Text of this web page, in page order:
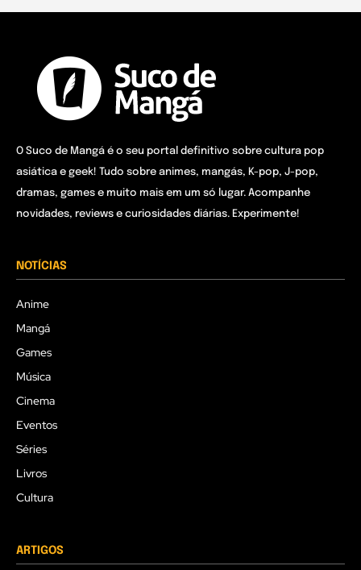
O Suco de Mangá é o seu portal definitivo sobre cultura pop
asiática e geek! Tudo sobre animes, mangás, K-pop, J-pop,
dramas, games e muito mais em um só lugar. Acompanhe
novidades, reviews e curiosidades diárias. Experimente!
NOTÍCIAS
Anime
Mangá
Games
Música
Cinema
Eventos
Séries
Livros
Cultura
ARTIGOS